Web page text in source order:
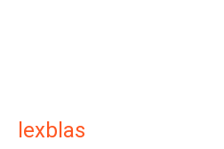
lexblas